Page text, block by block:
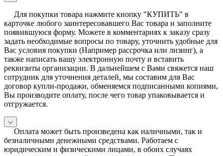
Для покупки товара нажмите кнопку "КУПИТЬ" в
карточке любого заинтересовавшего Вас товара и заполните
появившуюся форму. Можете в комментариях к заказу сразу
задать необходимые вопросы по товару, уточнить удобные для
Вас условия покупки (Например рассрочка или лизинг), а
также написать вашу электронную почту и вставить
реквизиты организации. В дальнейшем с Вами свяжется наш
сотрудник для уточнения деталей, мы составим для Вас
договор купли-продажи, обменяемся подписанными копиями,
Вы производите оплату, после чего товар упаковывается и
отгружается.
Оплата может быть произведена как наличными, так и
безналичными денежными средствами. Работаем с
юридическим и физическими лицами, в обоих случаях